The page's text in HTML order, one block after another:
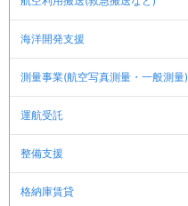
海洋開発支援
測量事業(航空写真測量・一般測量)
運航受託
整備支援
格納庫賃貸